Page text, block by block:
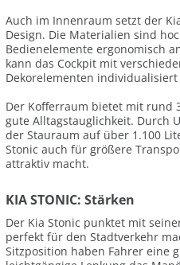
Auch im Innenraum setzt der
Design. Die Materialien sind
Bedienelemente ergonomisch
kann das Cockpit mit
Dekorelementen
Der Kofferraum bietet mit rund
gute Alltagstauglichkeit. Durch
der Stauraum auf über 1.100
Stonic auch für größere
attraktiv macht.
KIA STONIC: Stärken
Der Kia Stonic punktet mit
perfekt für den Stadtverkehr
Sitzposition haben Fahrer eine